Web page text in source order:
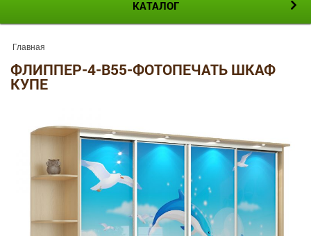
КАТАЛОГ
Главная
ФЛИППЕР-4-B55-ФОТОПЕЧАТЬ ШКАФ
КУПЕ